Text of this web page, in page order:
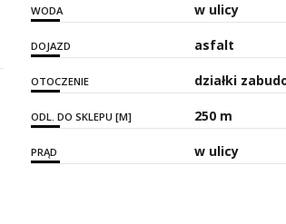
WODA w ulicy
DOJAZD asfalt
OTOCZENIE działki
ODL. DO SKLEPU [M] 250 m
PRĄD w ulicy